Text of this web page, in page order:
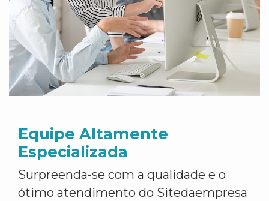
Equipe Altamente
Especializada
Surpreenda-se com a qualidade e o
ótimo atendimento do Sitedaempresa